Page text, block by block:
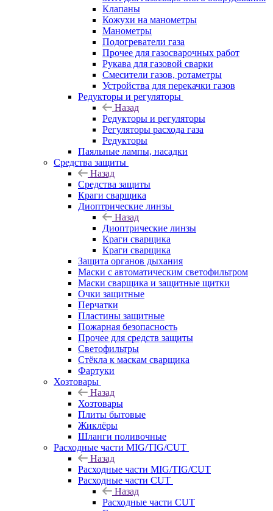
Клапаны
Кожухи на манометры
Манометры
Подогреватели газа
Прочее для газосварочных работ
Рукава для газовой сварки
Смесители газов, ротаметры
Устройства для перекачки газов
Редукторы и регуляторы
Назад
Редукторы и регуляторы
Регуляторы расхода газа
Редукторы
Паяльные лампы, насадки
Средства защиты
Назад
Средства защиты
Краги сварщика
Диоптрические линзы
Назад
Диоптрические линзы
Краги сварщика
Краги сварщика
Защита органов дыхания
Маски с автоматическим светофильтром
Маски сварщика и защитные щитки
Очки защитные
Перчатки
Пластины защитные
Пожарная безопасность
Прочее для средств защиты
Светофильтры
Стёкла к маскам сварщика
Фартуки
Хозтовары
Назад
Хозтовары
Плиты бытовые
Жиклёры
Шланги поливочные
Расходные части MIG/TIG/CUT
Назад
Расходные части MIG/TIG/CUT
Расходные части CUT
Назад
Расходные части CUT